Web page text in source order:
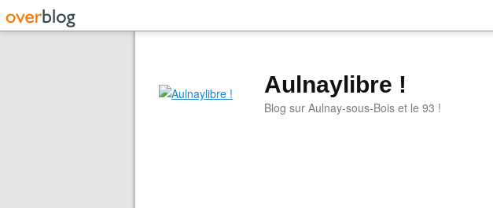
Aulnaylibre !
Blog sur Aulnay-sous-Bois et le 93 !